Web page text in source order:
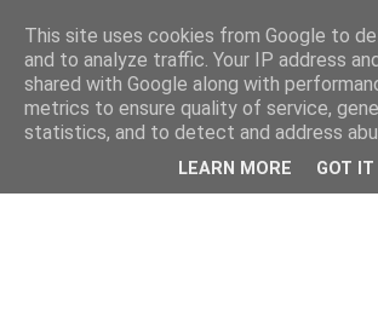
This site uses cookies from Google to
and to analyze traffic. Your IP address
shared with Google along with
metrics to ensure quality of service,
statistics, and to detect and address
LEARN MORE GOT IT